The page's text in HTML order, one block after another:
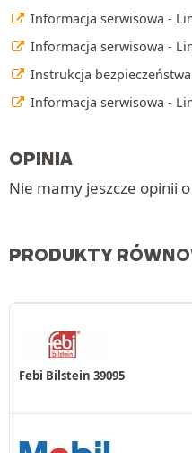
Informacja serwisowa -
Informacja serwisowa -
Instrukcja
Informacja serwisowa -
OPINIA
Nie mamy jeszcze opinii
PRODUKTY
Febi Bilstein 39095